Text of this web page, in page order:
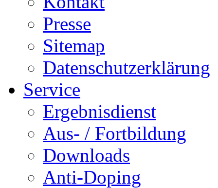
Presse
Sitemap
Datenschutzerklärung
Service
Ergebnisdienst
Aus- / Fortbildung
Downloads
Anti-Doping